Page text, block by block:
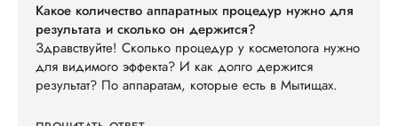
Какое количество аппаратных процедур нужно для
результата и сколько он держится?
Здравствуйте! Сколько процедур у косметолога нужно
для видимого эффекта? И как долго держится
результат? По аппаратам, которые есть в Мытищах.